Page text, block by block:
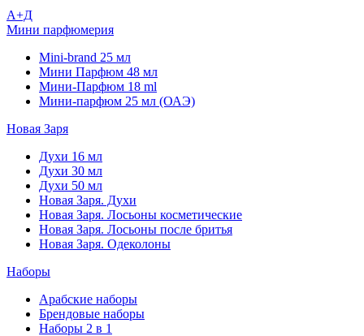
А+Д
Мини парфюмерия
Mini-brand 25 мл
Мини Парфюм 48 мл
Мини-Парфюм 18 ml
Мини-парфюм 25 мл (ОАЭ)
Новая Заря
Духи 16 мл
Духи 30 мл
Духи 50 мл
Новая Заря. Духи
Новая Заря. Лосьоны косметические
Новая Заря. Лосьоны после бритья
Новая Заря. Одеколоны
Наборы
Арабские наборы
Брендовые наборы
Наборы 2 в 1